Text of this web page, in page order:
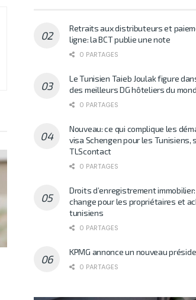
Retraits aux distributeurs et
ligne: la BCT publie une note
0 PARTAGES
Le Tunisien Taieb Joulak figure
des meilleurs DG hôteliers du
0 PARTAGES
Nouveau: ce qui complique les
visa Schengen pour les Tunisiens,
TLScontact
0 PARTAGES
Droits d’enregistrement
change pour les propriétaires et
tunisiens
0 PARTAGES
KPMG annonce un nouveau
0 PARTAGES